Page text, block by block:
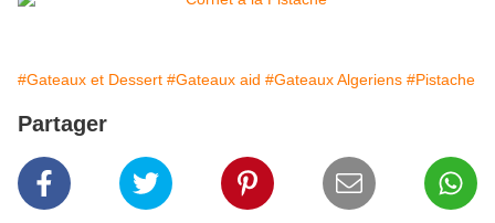
#Gateaux et Dessert #Gateaux aid #Gateaux Algeriens #Pistache
Partager